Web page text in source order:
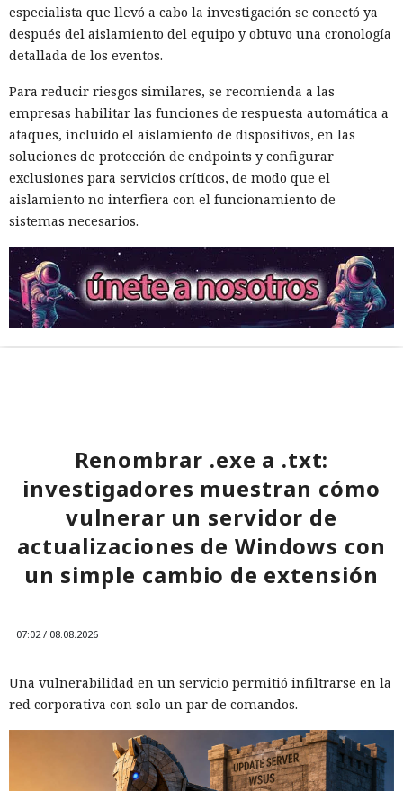
especialista que llevó a cabo la investigación se conectó ya
después del aislamiento del equipo y obtuvo una cronología
detallada de los eventos.
Para reducir riesgos similares, se recomienda a las
empresas habilitar las funciones de respuesta automática a
ataques, incluido el aislamiento de dispositivos, en las
soluciones de protección de endpoints y configurar
exclusiones para servicios críticos, de modo que el
aislamiento no interfiera con el funcionamiento de
sistemas necesarios.
Renombrar .exe a .txt:
investigadores muestran cómo
vulnerar un servidor de
actualizaciones de Windows con
un simple cambio de extensión
07:02 / 08.08.2026
Una vulnerabilidad en un servicio permitió infiltrarse en la
red corporativa con solo un par de comandos.